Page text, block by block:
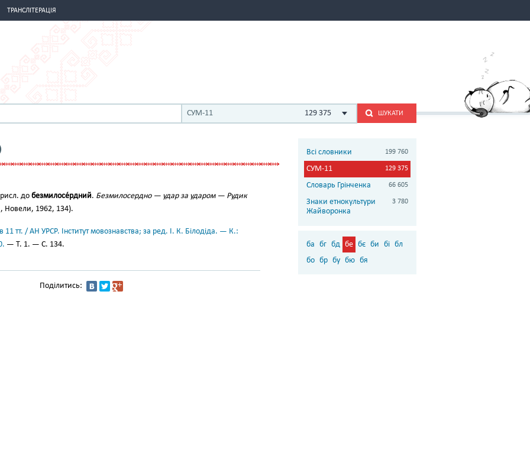
ТРАНСЛІТЕРАЦІЯ
СУМ-11 129 375 ШУКАТИ
до безмилосе́рдний. Безмилосердно — удар за ударом — Рудик
Новели, 1962, 134).
11 тт. / АН УРСР. Інститут мовознавства; за ред. І. К. Білодіда. — К.:
— Т. 1. — С. 134.
Поділитись:
Всі словники 199 760
СУМ-11 129 375
Словарь Грінченка 66 605
Знаки етнокультури
Жайворонка
3 780
ба бг бд бе бє би бі бл
бо бр бу бю бя